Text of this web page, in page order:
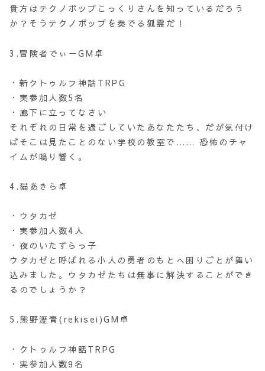
貴方はテクノポップこっくりさんを知っているだろう
か？そうテクノポップを奏でる狐霊だ！
3.冒険者でぃーGM卓
・新クトゥルフ神話TRPG
・実参加人数5名
・廊下に立ってなさい
それぞれの日常を過ごしていたあなたたち、だが気付け
ばそこは見たことのない学校の教室で…… 恐怖のチャ
イムが鳴り響く。
4.猫あきら卓
・ウタカゼ
・実参加人数4人
・夜のいたずらっ子
ウタカゼと呼ばれる小人の勇者のもとへ困りごとが舞い
込みました。ウタカゼたちは無事に解決することができ
るのでしょうか？
5.熊野瀝青(rekisei)GM卓
・クトゥルフ神話TRPG
・実参加人数9名